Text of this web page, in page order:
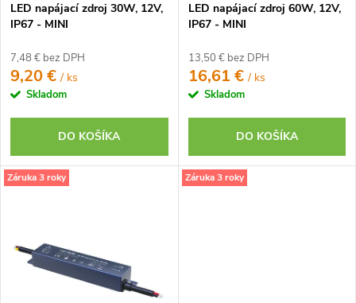
t
o
v
k
o
v
LED napájací zdroj 30W, 12V,
IP67 - MINI
7,48 € bez DPH
9,20 €/ ks
Skladom
DO KOŠÍKA
LED napájací zdroj 60W, 12V,
IP67 - MINI
13,50 € bez DPH
16,61 €/ ks
Skladom
DO KOŠÍKA
Záruka 3 roky Záruka 3 roky